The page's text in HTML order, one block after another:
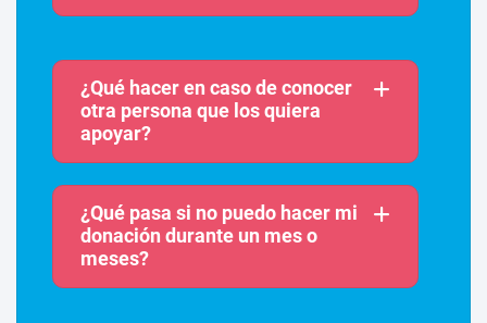
¿Qué hacer en caso de conocer
otra persona que los quiera
apoyar?
¿Qué pasa si no puedo hacer mi
donación durante un mes o
meses?